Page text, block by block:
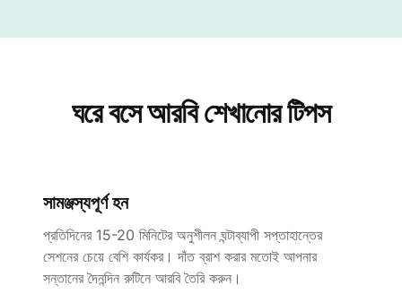
ঘরে বসে আরবি শেখানোর টিপস
সামঞ্জস্যপূর্ণ হন
প্রতিদিনের 15-20 মিনিটের অনুশীলন ঘন্টাব্যাপী সপ্তাহান্তের
সেশনের চেয়ে বেশি কার্যকর। দাঁত ব্রাশ করার মতোই আপনার
সন্তানের দৈনন্দিন রুটিনে আরবি তৈরি করুন।